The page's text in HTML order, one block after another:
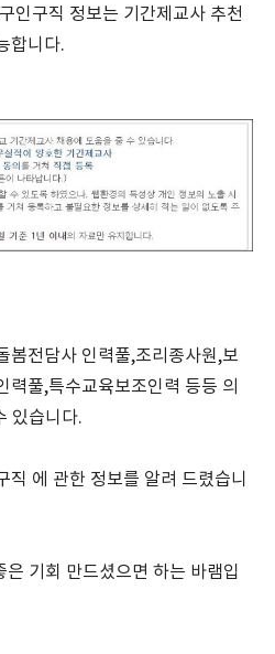
인구직 정보는 기간제교사 추천
합니다.
봄전담사 인력풀,조리종사원,보
력풀,특수교육보조인력 등등 의
있습니다.
직 에 관한 정보를 알려 드렸습니
기회 만드셨으면 하는 바램입